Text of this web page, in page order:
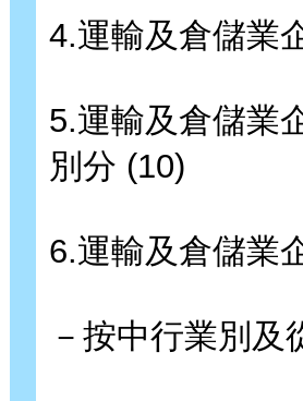
4.運輸及倉儲業
5.運輸及倉儲業
別分 (10)
6.運輸及倉儲業
－按中行業別及